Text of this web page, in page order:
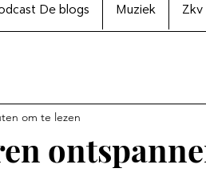
De blogs Muziek Zkv
om te lezen